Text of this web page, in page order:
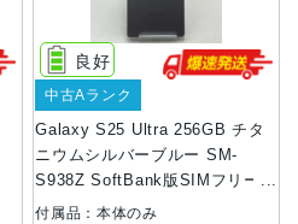
Galaxy S25 Ultra 256GB チタ
ニウムシルバーブルー SM-
S938Z SoftBank版SIMフリー
美品
良好
中古Aランク
付属品：本体のみ